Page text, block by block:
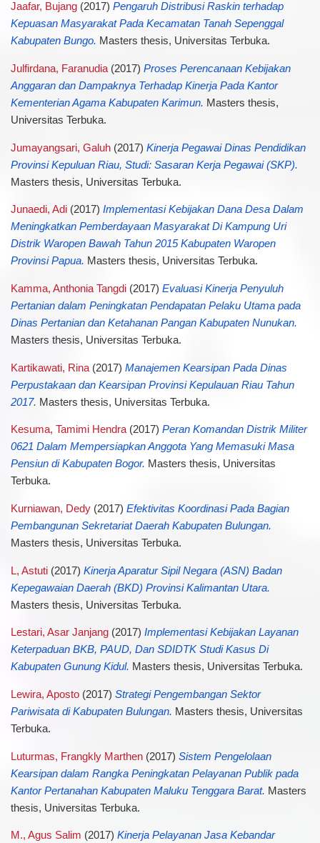
Jaafar, Bujang(2017) Pengaruh Distribusi Raskin terhadap
Kepuasan Masyarakat Pada Kecamatan Tanah Sepenggal
Kabupaten Bungo. Masters thesis, Universitas Terbuka.
Julfirdana, Faranudia(2017) Proses Perencanaan Kebijakan
Anggaran dan Dampaknya Terhadap Kinerja Pada Kantor
Kementerian Agama Kabupaten Karimun. Masters thesis,
Universitas Terbuka.
Jumayangsari, Galuh(2017) Kinerja Pegawai Dinas Pendidikan
Provinsi Kepuluan Riau, Studi: Sasaran Kerja Pegawai (SKP).
Masters thesis, Universitas Terbuka.
Junaedi, Adi(2017) Implementasi Kebijakan Dana Desa Dalam
Meningkatkan Pemberdayaan Masyarakat Di Kampung Uri
Distrik Waropen Bawah Tahun 2015 Kabupaten Waropen
Provinsi Papua. Masters thesis, Universitas Terbuka.
Kamma, Anthonia Tangdi(2017) Evaluasi Kinerja Penyuluh
Pertanian dalam Peningkatan Pendapatan Pelaku Utama pada
Dinas Pertanian dan Ketahanan Pangan Kabupaten Nunukan.
Masters thesis, Universitas Terbuka.
Kartikawati, Rina(2017) Manajemen Kearsipan Pada Dinas
Perpustakaan dan Kearsipan Provinsi Kepulauan Riau Tahun
2017. Masters thesis, Universitas Terbuka.
Kesuma, Tamimi Hendra(2017) Peran Komandan Distrik Militer
0621 Dalam Mempersiapkan Anggota Yang Memasuki Masa
Pensiun di Kabupaten Bogor. Masters thesis, Universitas
Terbuka.
Kurniawan, Dedy(2017) Efektivitas Koordinasi Pada Bagian
Pembangunan Sekretariat Daerah Kabupaten Bulungan.
Masters thesis, Universitas Terbuka.
L, Astuti(2017) Kinerja Aparatur Sipil Negara (ASN) Badan
Kepegawaian Daerah (BKD) Provinsi Kalimantan Utara.
Masters thesis, Universitas Terbuka.
Lestari, Asar Janjang(2017) Implementasi Kebijakan Layanan
Keterpaduan BKB, PAUD, Dan SDIDTK Studi Kasus Di
Kabupaten Gunung Kidul. Masters thesis, Universitas Terbuka.
Lewira, Aposto(2017) Strategi Pengembangan Sektor
Pariwisata di Kabupaten Bulungan. Masters thesis, Universitas
Terbuka.
Luturmas, Frangkly Marthen(2017) Sistem Pengelolaan
Kearsipan dalam Rangka Peningkatan Pelayanan Publik pada
Kantor Pertanahan Kabupaten Maluku Tenggara Barat. Masters
thesis, Universitas Terbuka.
M., Agus Salim (2017) Kinerja Pelayanan Jasa Kebandar